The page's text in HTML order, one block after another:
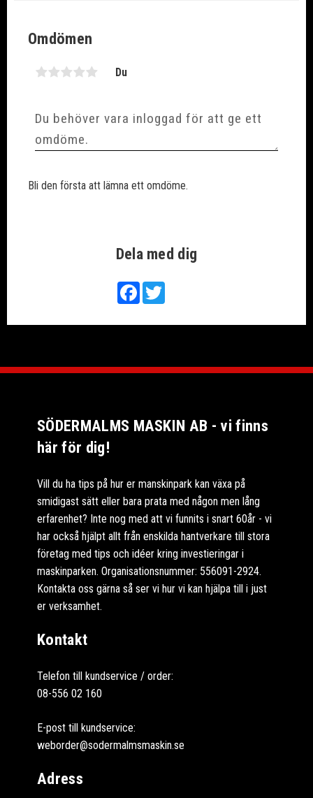
Dela med dig
FacebookTwitter
Omdömen
Du
Bli den första att lämna ett omdöme.
SÖDERMALMS MASKIN AB - vi finns
här för dig!
Vill du ha tips på hur er manskinpark kan växa på
smidigast sätt eller bara prata med någon men lång
erfarenhet? Inte nog med att vi funnits i snart 60år - vi
har också hjälpt allt från enskilda hantverkare till stora
företag med tips och idéer kring investieringar i
maskinparken. Organisationsnummer: 556091-2924.
Kontakta oss gärna så ser vi hur vi kan hjälpa till i just
er verksamhet.
Kontakt
Telefon till kundservice / order:
08-556 02 160
E-post till kundservice:
weborder@sodermalmsmaskin.se
Adress